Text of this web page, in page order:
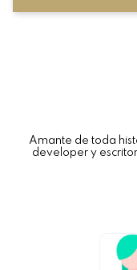
Amante de toda
developer y